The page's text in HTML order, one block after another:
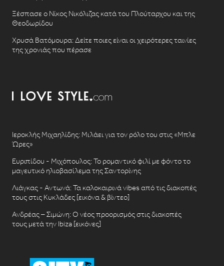
Ξέσπασε ο Νίκος Νικόλιζας κατά του Πλούταρχου και της
Θεοδωρίδου
Χρυσά Βατόμουρα: Δείτε ποιες είναι οι χειρότερες ταινίες
της χρονιάς που πέρασε
Ιεροκλής Μιχαηλίδης: Μιλάει για τον ρόλο του στις «Μπλε
Ώρες»
Ευριπίδου - Μιχόπουλος: Το ρομαντικό φιλί με φόντο το
μαγευτικό ηλιοβασίλεμα της Σαντορίνης
Λιάγκας - Αντωνά: Τα καλοκαιρινά vibes από τις διακοπές
τους στις Κυκλάδες [εικόνα & βίντεο]
Ανδρέας – Σιμώνη: Ο νέος προορισμός στις διακοπές
τους μετά την Ibiza [εικόνες]